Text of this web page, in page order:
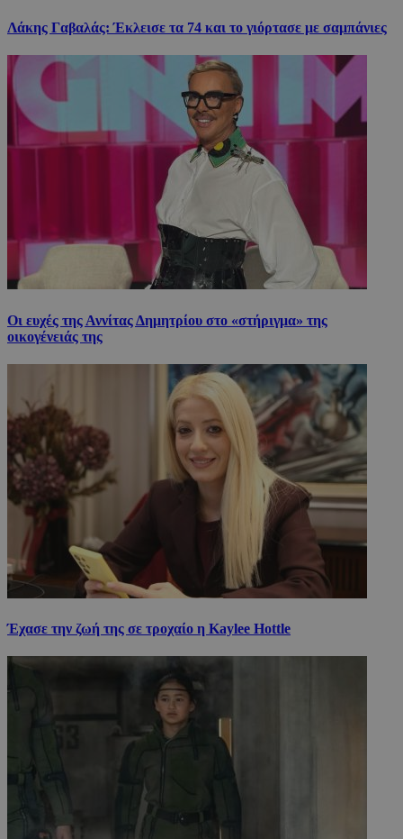
Λάκης Γαβαλάς: Έκλεισε τα 74 και το γιόρτασε με σαμπάνιες
Οι ευχές της Αννίτας Δημητρίου στο «στήριγμα» της
οικογένειάς της
Έχασε την ζωή της σε τροχαίο η Kaylee Hottle